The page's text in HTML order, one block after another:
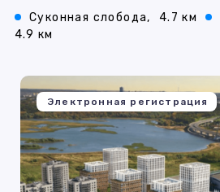
Суконная слобода, 4.7 км
4.9 км
Электронная регистрация